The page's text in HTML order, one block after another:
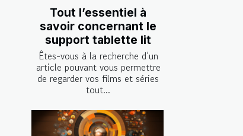
Tout l’essentiel à
savoir concernant le
support tablette lit
Êtes-vous à la recherche d’un
article pouvant vous permettre
de regarder vos films et séries
tout...